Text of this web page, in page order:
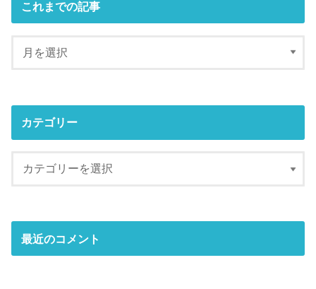
これまでの記事
カテゴリー
最近のコメント